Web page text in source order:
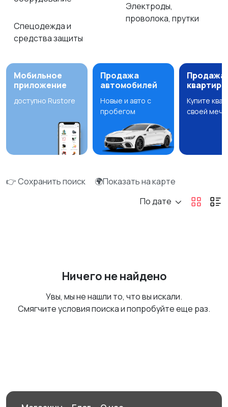
Спецодежда и
средства защиты
Электроды,
проволока, прутки
Мобильное
приложение
доступно Rustore
Продажа
автомобилей
Новые и авто с
пробегом
Продажа
квартир
Купите
своей
👉 Сохранить поиск
🌍Показать на карте
По дате
Ничего не найдено
Увы, мы не нашли то, что вы искали.
Смягчите условия поиска и попробуйте еще раз.